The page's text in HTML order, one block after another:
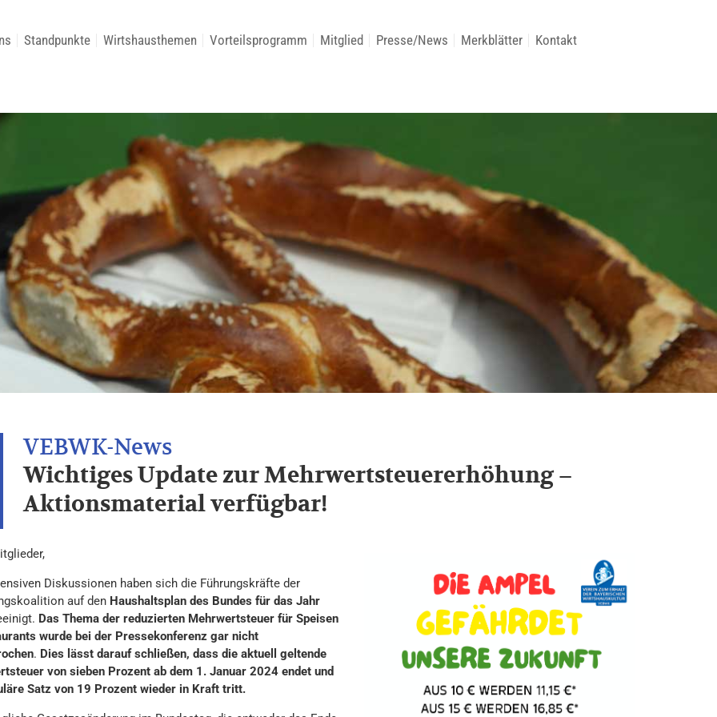
Standpunkte Wirtshausthemen Vorteilsprogramm Mitglied Presse/News Merkblätter Kontakt
Wichtiges Update zur Mehrwertsteuererhöhung –
Aktionsmaterial verfügbar!
Diskussionen haben sich die Führungskräfte der
auf den Haushaltsplan des Bundes für das Jahr
Das Thema der reduzierten Mehrwertsteuer für Speisen
wurde bei der Pressekonferenz gar nicht
. Dies lässt darauf schließen, dass die aktuell geltende
von sieben Prozent ab dem 1. Januar 2024 endet und
Satz von 19 Prozent wieder in Kraft tritt.